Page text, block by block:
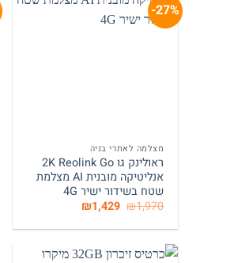
27%-
מצלמה לאתרי בניה
ראולינק גו 2K Reolink Go
אנליטיקה מובנית AI מצלמת
שטח בשידור ישיר 4G
₪1,970 המחיר
המקורי
היה:
₪1,429 המחיר
הוא: